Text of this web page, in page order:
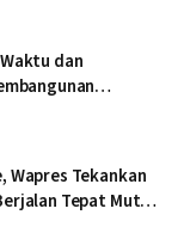
dan
Wapres Tekankan
Tepat Mutu